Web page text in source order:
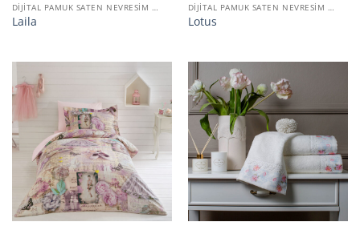
DIJITAL PAMUK SATEN NEVRESIM TAKIMI
Laila
DIJITAL PAMUK SATEN NEVRESIM TAKIMI
Lotus